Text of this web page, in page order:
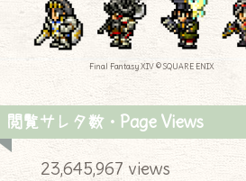
Final Fantasy XIV © SQUARE ENIX
閲覧サレタ数・Page Views
23,645,967 views